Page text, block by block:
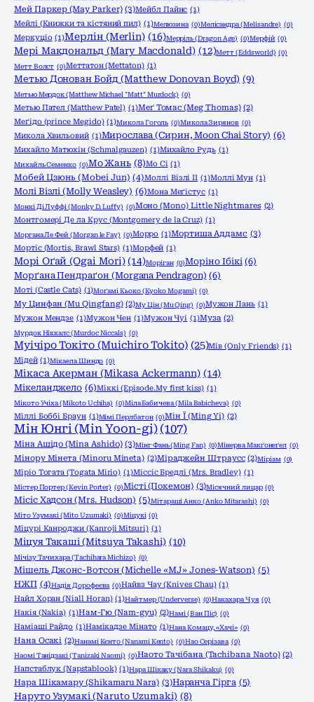
Мей Паркер (May Parker) (3)Мейбл Пайнс (1)
Мейлі (Книжки та кістяний пил) (1)Мелюзина (0)Мелісандра (Melisandre) (0)
Меркуціо (1)Мерлін (Merlin) (16)Мерріль (Dragon Age) (0)Мерфій (0)
Мері Макдональд (Mary Macdonald) (12)Метт (Eddsworld) (0)
Метт Волст (0)Меттатон (Mettaton) (1)
Метью Донован Бойд (Matthew Donovan Boyd) (9)
Метью Мердок (Matthew Michael "Matt" Murdock) (0)
Метью Пател (Matthew Patel) (1)Меґ Томас (Meg Thomas) (2)
Меґідо (prince Megido) (1)Микола Гоголь (0)Микола Зирянов (0)
Микола Хвильовий (1)Мирослава (Сирин, Moon Chai Story) (6)
Михайло Матюхін (Schmalgauzen) (1)Михайло Рудь (1)
Михайль Семенко (0)Мо Жань (8)Мо Сі (1)
Мобей Цзюнь (Mobei Jun) (4)Моллі Візлі ІІ (1)Моллі Мун (1)
Молі Візлі (Molly Weasley) (6)Мона Меґістус (1)
Монкі Ді Луффі (Monky D. Luffy) (0)Моно (Mono) Little Nightmares (2)
Монтгомері Де ла Крус (Montgomery de la Cruz) (1)
Моргана Ле Фей (Morgan le Fay) (0)Морро (1)Мортиша Аддамс (3)
Мортіс (Mortis, Brawl Stars) (1)Морфей (1)
Морі Оґай (Ogai Mori) (14)Моріган (0)Моріно Ібікі (6)
Морґана Пендраґон (Morgana Pendragon) (6)
Моті (Castle Cats) (1)Моґамі Кьоко (Kyoko Mogami) (0)
Му Цинфан (Mu Qingfang) (2)Му Цін (Mu Qing) (0)Мужон Лань (1)
Мужон Мендзе (1)Мужон Чен (1)Мужон Чуі (1)Муза (2)
Мурдок Ніккалс (Murdoc Niccals) (0)
Муічіро Токіто (Muichiro Tokito) (25)Мів (Only Friends) (1)
Мідей (1)Мікаела Шиндо (0)
Мікаса Акерман (Mikasa Ackermann) (14)
Мікеланджело (6)Міккі (Episode.My first kiss) (1)
Мікото Учіха (Mikoto Uchiha) (0)Міла Бабичева (Mila Babicheva) (0)
Міллі Боббі Браун (1)Мімі Перлбатон (0)Мін Ї (Ming Yi) (2)
Мін Юнгі (Min Yoon-gi) (107)
Міна Ашідо (Mina Ashido) (3)Мінг Фань (Ming Fan) (0)Мінерва Макґонеґел (0)
Мінору Мінета (Minoru Mineta) (2)Міраджейн Штраусс (2)Міріам (0)
Міріо Тогата (Togata Mirio) (1)Міссіс Бредлі (Mrs. Bradley) (1)
Містер Портер (Kevin Porter) (0)Місті (Покемон) (3)Місячний лицар (0)
Місіс Хадсон (Mrs. Hudson) (5)Мітараші Анко (Anko Mitarashi) (0)
Міто Узумакі (Mito Uzumaki) (0)Міцукі (0)
Міцурі Канроджи (Kanroji Mitsuri) (1)
Міцуя Такаші (Mitsuya Takashi) (10)
Мічізу Тачихара (Tachihara Michizo) (0)
Мішель Джонс-Вотсон (Michelle «MJ» Jones-Watson) (5)
НЖП (4)Надія Дорофеєва (0)Найвз Чау (Knives Chau) (1)
Найл Хоран (Niall Horan) (1)Найтмер (Underverse) (0)Накахара Чуя (0)
Накія (Nakia) (1)Нам-Гю (Nam-gyu) (2)Намі (Ван Піс) (0)
Наміаші Райдо (1)Намікадзе Мінато (1)Нана Комацу, «Хачі» (0)
Нана Осакі (2)Нанамі Кєнто (Nanami Kento) (0)Нао Серізава (0)
Наомі Танідзакі (Tanizaki Naomi) (0)Наото Тачібана (Tachibana Naoto) (2)
Напстаблук (Napstablook) (1)Нара Шікаку (Nara Shikaku) (0)
Нара Шікамару (Shikamaru Nara) (3)Наранча Гірга (5)
Наруто Узумакі (Naruto Uzumaki) (8)